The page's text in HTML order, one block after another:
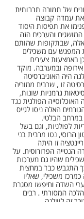
ראשונים של תמורה תרבותית
עמדה קבוצה
את תפיסות היסוד
והערכים הזה
שבתקופות שהותם
המפגש עם משכילים
באמצעות צעירים
אירופה ובמערבה. מוקד
היה האוניברסיטה
זו , שרבים ממוריה
גרמניות שונות,
הפולנית נגד
האלה ניסו לגייס
במרחב הבלטי.
לפולניות, וגם בשל
הרוסי, נטו מרבית בני
זו היתה
ה-19, ואז התגברה הנטייה הפרורוסית. על
שהיו גם מערכות
כך התגבש כבר במחצית
של וילנה כמרכז משכילי, שאליו
השדה וחיפשו מסגרת
המסורתי . רבים
זה לווילנה.
התמורה התרבותית